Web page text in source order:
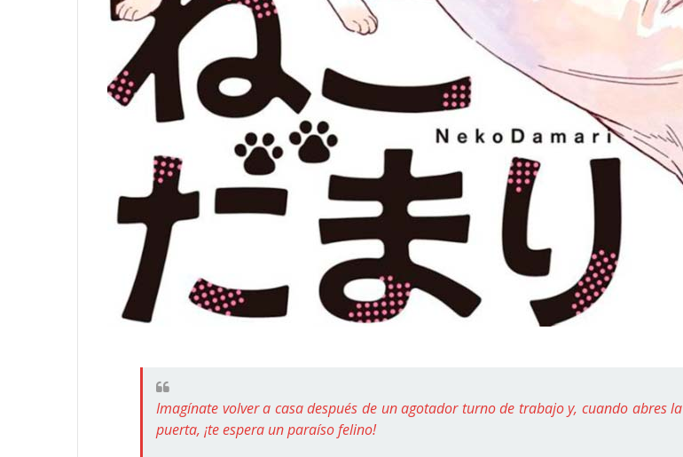
Imagínate volver a casa después de un agotador turno de trabajo y, cuando abres la
puerta, ¡te espera un paraíso felino!